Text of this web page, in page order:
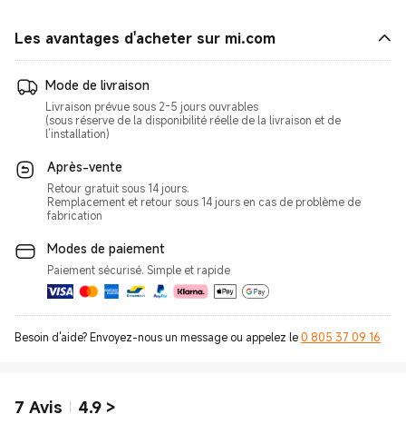
Les avantages d'acheter sur mi.com
Mode de livraison
Livraison prévue sous 2-5 jours ouvrables
(sous réserve de la disponibilité réelle de la livraison et de
l’installation)
Après-vente
Retour gratuit sous 14 jours.
Remplacement et retour sous 14 jours en cas de problème de
fabrication
Modes de paiement
Besoin d'aide? Envoyez-nous un message ou appelez le 0 805 37 09 16
7 Avis 4.9 >